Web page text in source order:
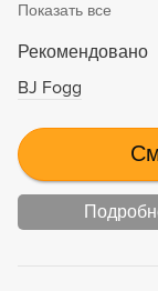
стол; как
вам зарплату;
до сочинения
привычек с
Показать все
Рекомендовано
BJ Fogg